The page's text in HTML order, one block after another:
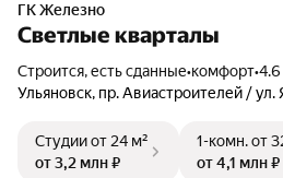
ГК Железно
Светлые кварталы
Строится, есть сданные•комфорт•4.6
Ульяновск, пр. Авиастроителей / ул.
Студииот 24 м²
от 3,2 млн ₽
1-комн.от
от 4,1 млн ₽